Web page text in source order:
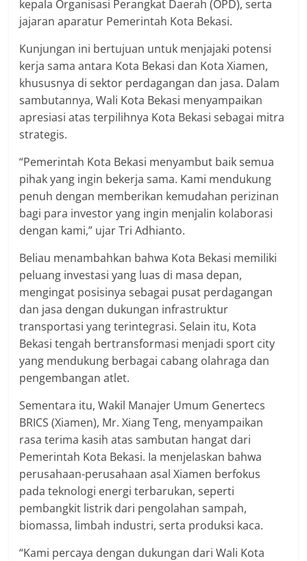
kepala Organisasi Perangkat Daerah (OPD), serta
jajaran aparatur Pemerintah Kota Bekasi.
Kunjungan ini bertujuan untuk menjajaki potensi
kerja sama antara Kota Bekasi dan Kota Xiamen,
khususnya di sektor perdagangan dan jasa. Dalam
sambutannya, Wali Kota Bekasi menyampaikan
apresiasi atas terpilihnya Kota Bekasi sebagai mitra
strategis.
“Pemerintah Kota Bekasi menyambut baik semua
pihak yang ingin bekerja sama. Kami mendukung
penuh dengan memberikan kemudahan perizinan
bagi para investor yang ingin menjalin kolaborasi
dengan kami,” ujar Tri Adhianto.
Beliau menambahkan bahwa Kota Bekasi memiliki
peluang investasi yang luas di masa depan,
mengingat posisinya sebagai pusat perdagangan
dan jasa dengan dukungan infrastruktur
transportasi yang terintegrasi. Selain itu, Kota
Bekasi tengah bertransformasi menjadi sport city
yang mendukung berbagai cabang olahraga dan
pengembangan atlet.
Sementara itu, Wakil Manajer Umum Genertecs
BRICS (Xiamen), Mr. Xiang Teng, menyampaikan
rasa terima kasih atas sambutan hangat dari
Pemerintah Kota Bekasi. Ia menjelaskan bahwa
perusahaan-perusahaan asal Xiamen berfokus
pada teknologi energi terbarukan, seperti
pembangkit listrik dari pengolahan sampah,
biomassa, limbah industri, serta produksi kaca.
“Kami percaya dengan dukungan dari Wali Kota